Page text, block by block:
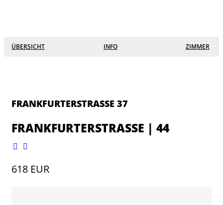
Grüne Stadtterrassen
ÜBERSICHT INFO ZIMMER
FRANKFURTERSTRASSE 37
FRANKFURTERSTRASSE | 44
618 EUR